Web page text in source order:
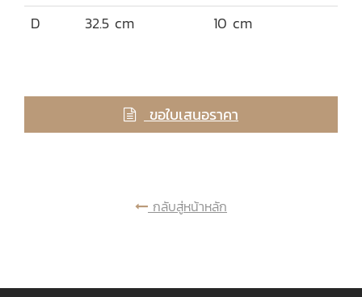
D
32.5 cm 10 cm
ขอใบเสนอราคา
กลับสู่หน้าหลัก